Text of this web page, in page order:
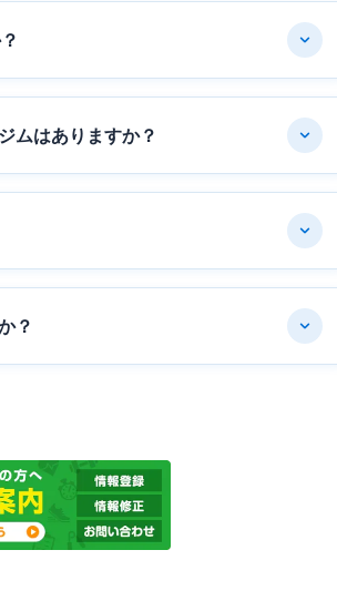
ムはありますか？
？